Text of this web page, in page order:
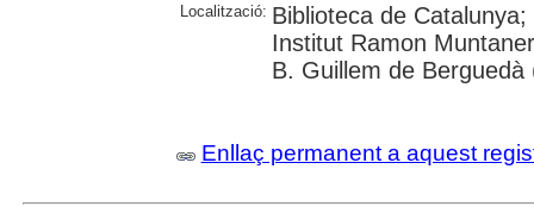
Localització: Biblioteca de
Institut Ramon
B. Guillem de Berguedà
Enllaç permanent a aquest